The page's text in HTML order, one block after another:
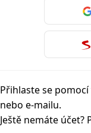
Přihlaste se
nebo e-mailu.
Ještě nemáte účet?